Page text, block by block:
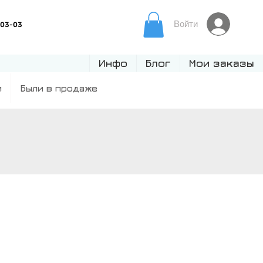
Войти
Инфо Блог Мои заказы
Были в продаже